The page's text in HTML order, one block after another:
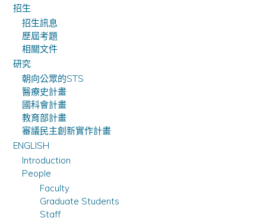
招生
招生訊息
歷屆考題
相關文件
研究
朝向公眾的STS
醫療史計畫
國科會計畫
教育部計畫
審議民主創新實作計畫
ENGLISH
Introduction
People
Faculty
Graduate Students
Staff